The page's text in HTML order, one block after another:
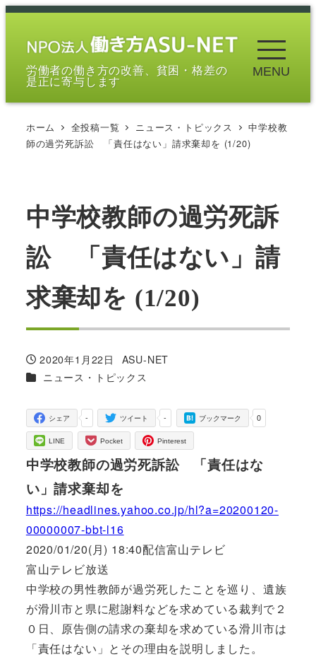
メ
労働者の働き方の改善、貧困・格差の
是正に寄与します
MENU
ホーム 全投稿一覧 ニュース・トピックス
中学校教
師の過労死訴訟 「責任はない」請求棄却を (1/20)
中学校教師の過労死訴
訟 「責任はない」請
求棄却を (1/20)
投稿日
2020年1月22日
著
者
ASU-NET
カテゴリー
ニュース・トピックス
-
シェア -
ツイート 0
ブックマーク
LINE Pocket Pinterest
中学校教師の過労死訴訟 「責任はな
い」請求棄却を
https://headlines.yahoo.co.jp/hl?a=20200120-
00000007-bbt-l16
2020/01/20(月) 18:40配信富山テレビ
富山テレビ放送
中学校の男性教師が過労死したことを巡り、遺族
が滑川市と県に慰謝料などを求めている裁判で２
０日、原告側の請求の棄却を求めている滑川市は
「責任はない」とその理由を説明しました。